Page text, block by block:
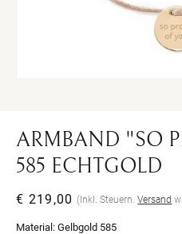
öffnen
ARMBAND "SO
585 ECHTGOLD
Normaler
€ 219,00 (Inkl. Steuern.Versand
Material: Gelbgold 585